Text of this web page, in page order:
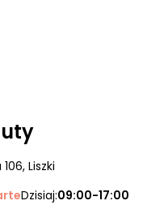
, Liszki
Dzisiaj:09:00-17:00